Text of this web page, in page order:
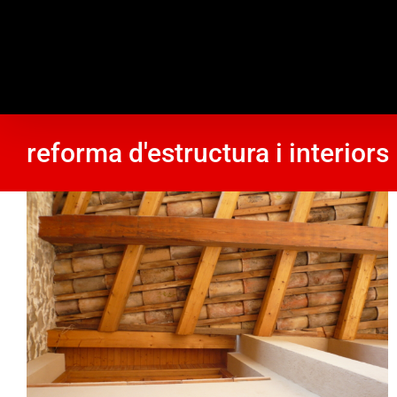
reforma d'estructura i interiors